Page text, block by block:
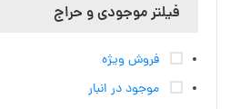
فیلتر موجودی و حراج
فروش ویژه
موجود در انبار